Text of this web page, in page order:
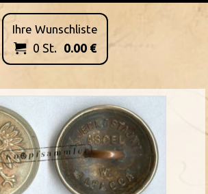
Ihre Wunschliste
 0 St. 0.00€